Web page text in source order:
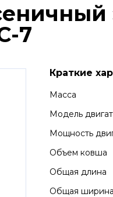
7
Краткие
Масса
Модель
Мощность
Объем ковша
Общая длина
Общая ширина